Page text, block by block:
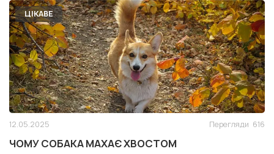
ЦІКАВЕ
12.05.2025 Перегляди 616
ЧОМУ СОБАКА МАХАЄ ХВОСТОМ